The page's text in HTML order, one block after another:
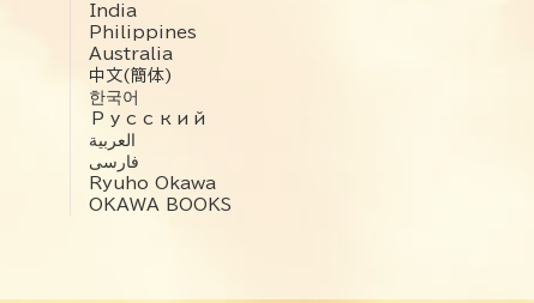
India
Philippines
Australia
中文(簡体)
한국어
Русский
العربية‏
فارسی
Ryuho Okawa
OKAWA BOOKS